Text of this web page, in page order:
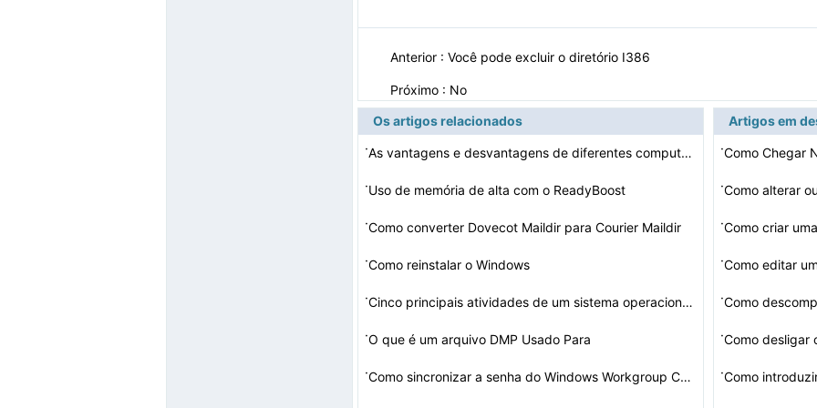
Anterior : Você pode excluir o diretório I386
Próximo : No
Os artigos relacionados
·
As vantagens e desvantagens de diferentes computador Wi…
·Uso de memória de alta com o ReadyBoost
·Como converter Dovecot Maildir para Courier Maildir
·Como reinstalar o Windows
· Cinco principais atividades de um sistema operacional c…
·O que é um arquivo DMP Usado Para
· Como sincronizar a senha do Windows Workgroup Com a Nov…
Artigos em
·Como Chegar
·
·Como criar
·Como editar
·Como
·Como desligar
·